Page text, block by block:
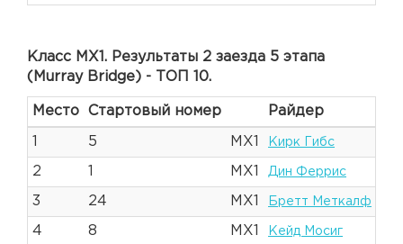
Класс MX1. Результаты 2 заезда 5 этапа
(Murray Bridge) - ТОП 10.
Место Стартовый номер Райдер
5 MX1 Кирк Гибс
2 MX1 Дин Феррис
3 24 MX1 Бретт Меткалф
4 8 MX1 Кейд Мосиг